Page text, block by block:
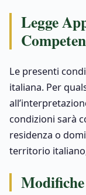
Legge
Le presenti
italiana. Per
condizioni sarà
residenza o
territorio